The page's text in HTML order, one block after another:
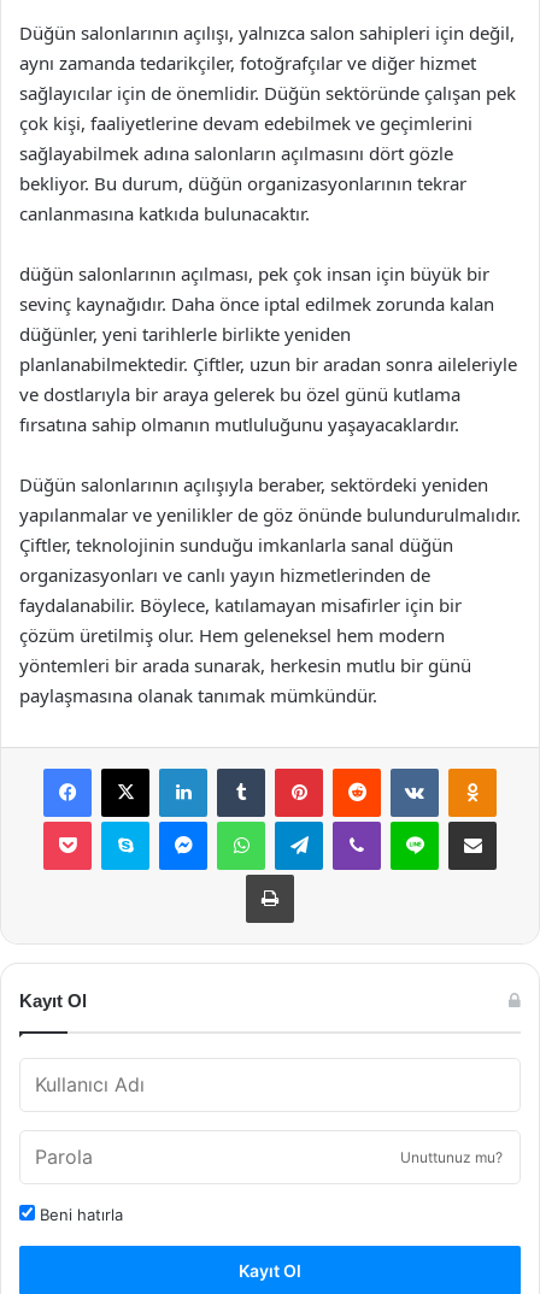
Düğün salonlarının açılışı, yalnızca salon sahipleri için değil,
aynı zamanda tedarikçiler, fotoğrafçılar ve diğer hizmet
sağlayıcılar için de önemlidir. Düğün sektöründe çalışan pek
çok kişi, faaliyetlerine devam edebilmek ve geçimlerini
sağlayabilmek adına salonların açılmasını dört gözle
bekliyor. Bu durum, düğün organizasyonlarının tekrar
canlanmasına katkıda bulunacaktır.
düğün salonlarının açılması, pek çok insan için büyük bir
sevinç kaynağıdır. Daha önce iptal edilmek zorunda kalan
düğünler, yeni tarihlerle birlikte yeniden
planlanabilmektedir. Çiftler, uzun bir aradan sonra aileleriyle
ve dostlarıyla bir araya gelerek bu özel günü kutlama
fırsatına sahip olmanın mutluluğunu yaşayacaklardır.
Düğün salonlarının açılışıyla beraber, sektördeki yeniden
yapılanmalar ve yenilikler de göz önünde bulundurulmalıdır.
Çiftler, teknolojinin sunduğu imkanlarla sanal düğün
organizasyonları ve canlı yayın hizmetlerinden de
faydalanabilir. Böylece, katılamayan misafirler için bir
çözüm üretilmiş olur. Hem geleneksel hem modern
yöntemleri bir arada sunarak, herkesin mutlu bir günü
paylaşmasına olanak tanımak mümkündür.
Facebook
X LinkedInTumblr PinterestReddit VKontakte
Pocket Skype MessengerWhatsAppTelegramViber Line E-Posta ile
Yazdır
Kayıt Ol
Unuttunuz mu?
Beni hatırla
Kayıt Ol